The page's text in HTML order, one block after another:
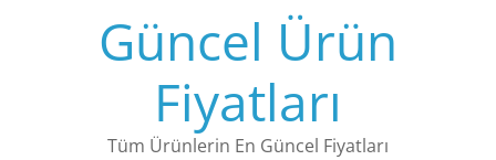
Güncel Ürün
Fiyatları
Tüm Ürünlerin En Güncel Fiyatları